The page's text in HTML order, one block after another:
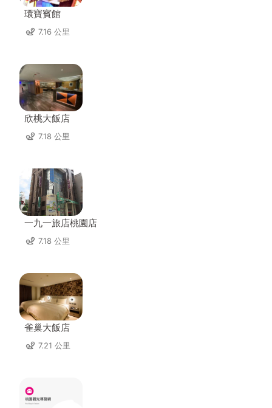
環寶賓館
7.16 公里
欣桃大飯店
7.18 公里
一九一旅店桃園店
7.18 公里
雀巢大飯店
7.21 公里